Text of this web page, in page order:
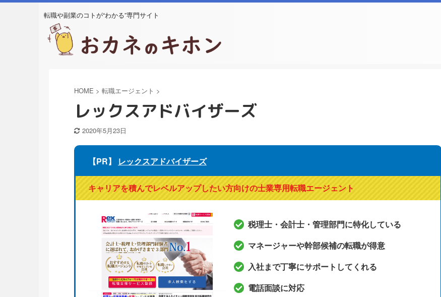
転職や副業のコトが“わかる”専門サイト
HOME > 転職エージェント >
レックスアドバイザーズ
2020年5月23日
【PR】 レックスアドバイザーズ
キャリアを積んでレベルアップしたい方向けの士業専用転職エージェント
税理士・会計士・管理部門に特化している
マネージャーや幹部候補の転職が得意
入社まで丁寧にサポートしてくれる
電話面談に対応